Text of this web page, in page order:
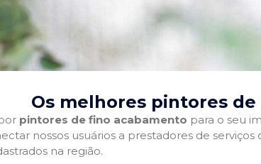
Os melhores pintores de
pintores de fino acabamento para o seu
nossos usuários a prestadores de
na região.